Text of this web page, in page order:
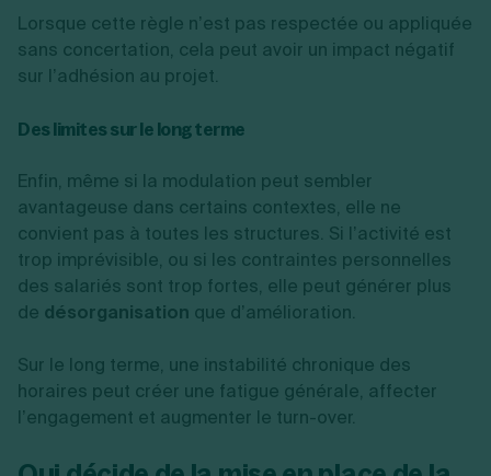
Lorsque cette règle n’est pas respectée ou appliquée
sans concertation, cela peut avoir un impact négatif
sur l’adhésion au projet.
Des limites sur le long terme
Enfin, même si la modulation peut sembler
avantageuse dans certains contextes, elle ne
convient pas à toutes les structures. Si l’activité est
trop imprévisible, ou si les contraintes personnelles
des salariés sont trop fortes, elle peut générer plus
de désorganisation que d’amélioration.
Sur le long terme, une instabilité chronique des
horaires peut créer une fatigue générale, affecter
l’engagement et augmenter le turn-over.